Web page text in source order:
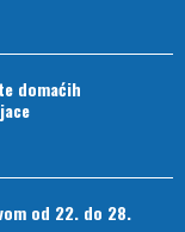
domaćih
od 22. do 28.